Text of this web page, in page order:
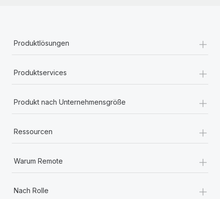
Produktlösungen +
Produktservices +
Produkt nach Unternehmensgröße +
Ressourcen +
Warum Remote +
Nach Rolle +